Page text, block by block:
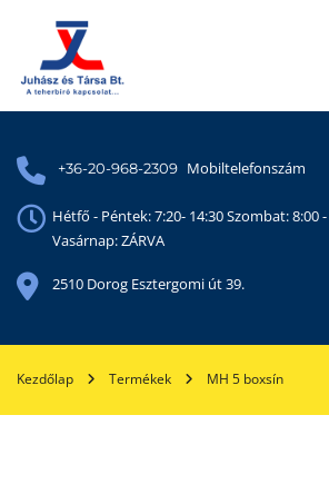
+36-20-968-2309 Mobiltelefonszám
Hétfő - Péntek: 7:20- 14:30 Szombat: 8:00
Vasárnap: ZÁRVA
2510 Dorog Esztergomi út 39.
Kezdőlap Termékek MH 5 boxsín